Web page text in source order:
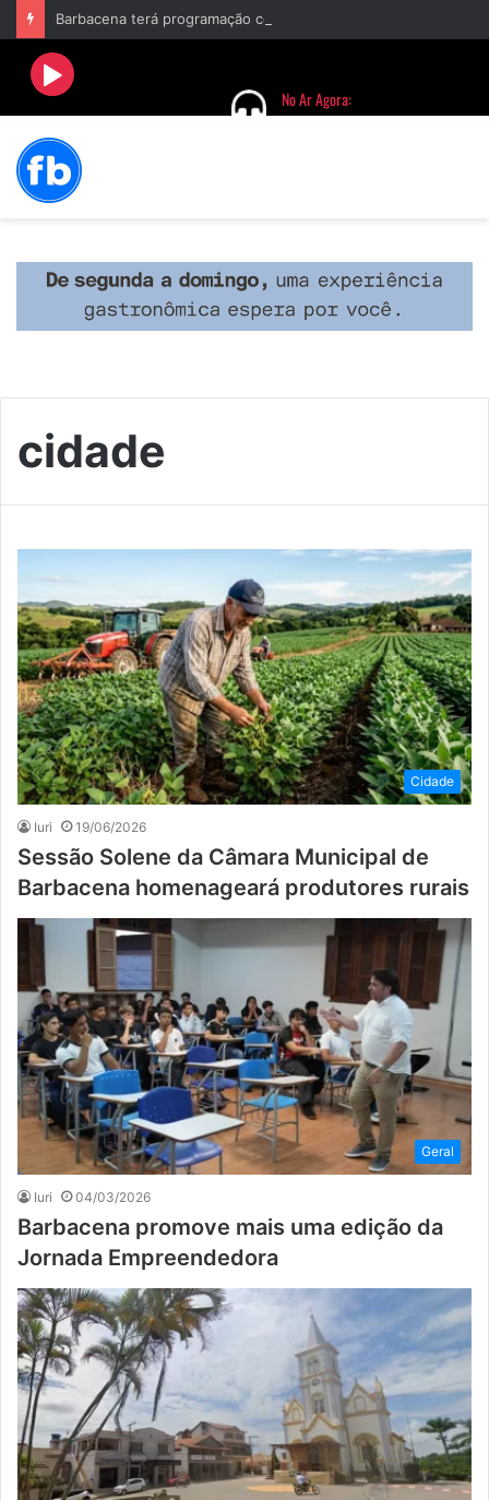
cidade
Cidade
Iuri 19/06/2026
Sessão Solene da Câmara Municipal de
Barbacena homenageará produtores rurais
Geral
Iuri 04/03/2026
Barbacena promove mais uma edição da
Jornada Empreendedora